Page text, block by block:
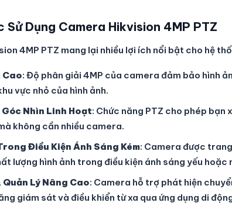
Sử Dụng Camera Hikvision 4MP PTZ
4MP PTZ mang lại nhiều lợi ích nổi bật cho hệ
Cao: Độ phân giải 4MP của camera đảm bảo hình
vực nhỏ của hình ảnh.
Nhìn Linh Hoạt: Chức năng PTZ cho phép bạn
không cần nhiều camera.
Điều Kiện Ánh Sáng Kém: Camera được
lượng hình ảnh trong điều kiện ánh sáng yếu hoặc
Lý Nâng Cao: Camera hỗ trợ phát hiện
giám sát và điều khiển từ xa qua ứng dụng di